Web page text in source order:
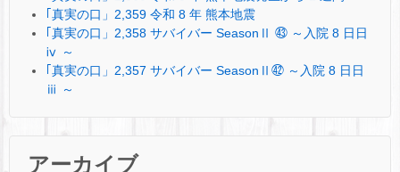
｢真実の口」2,359 令和 8 年 熊本地震
｢真実の口」2,358 サバイバー SeasonⅡ ㊸ ～入院 8 日日
ⅳ ～
｢真実の口」2,357 サバイバー SeasonⅡ㊷ ～入院 8 日日
ⅲ ～
アーカイブ